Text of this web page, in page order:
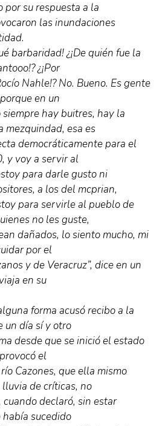
por su respuesta a la
las inundaciones
barbaridad! ¿¡De quién fue la
¿¡Por
Nahle!? No. Bueno. Es gente
en un
hay buitres, hay la
mezquindad, esa es
democráticamente para el
y voy a servir al
para darle gusto ni
a los del mcprian,
para servirle al pueblo de
no les guste,
dañados, lo siento mucho, mi
por el
y de Veracruz”, dice en un
en su
forma acusó recibo a la
un día sí y otro
desde que se inició el estado
el
Cazones, que ella mismo
de críticas, no
declaró, sin estar
sucedido